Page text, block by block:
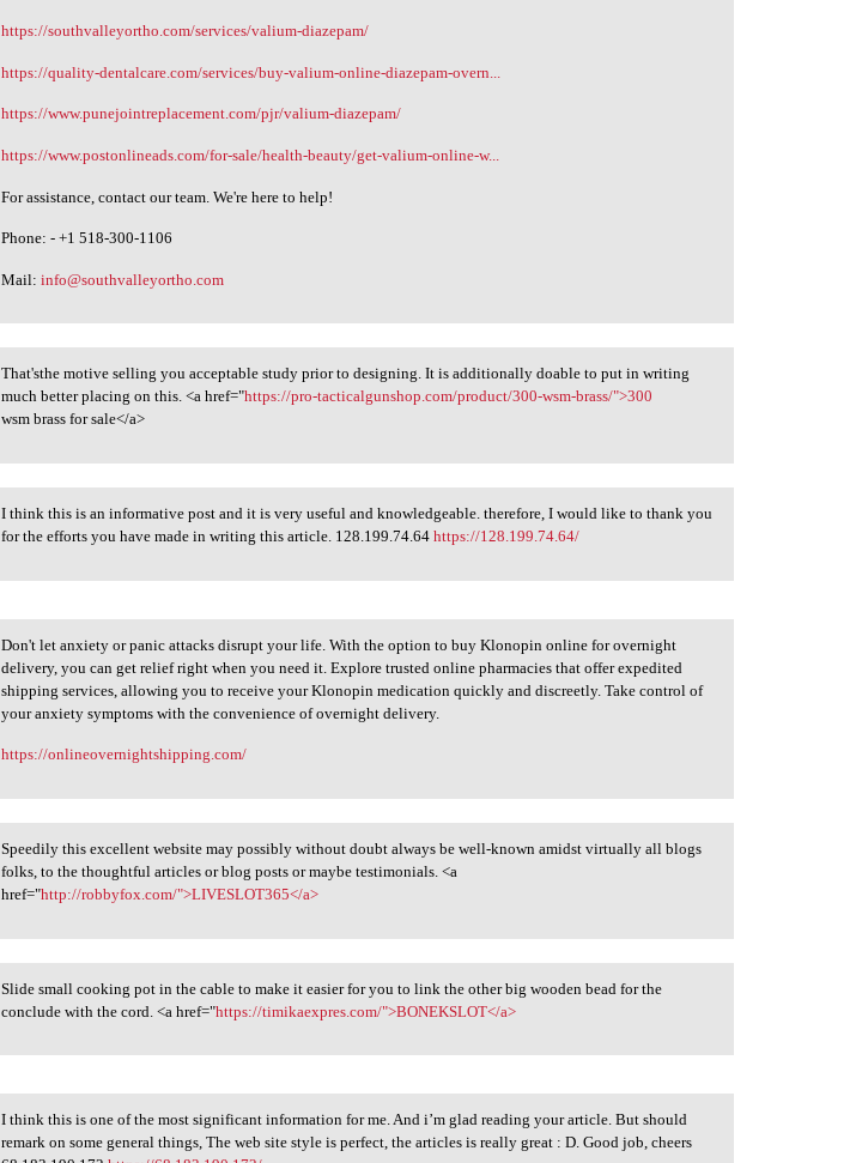
https://southvalleyortho.com/services/valium-diazepam/
https://quality-dentalcare.com/services/buy-valium-online-diazepam-overn...
https://www.punejointreplacement.com/pjr/valium-diazepam/
https://www.postonlineads.com/for-sale/health-beauty/get-valium-online-w...
For assistance, contact our team. We're here to help!
Phone: - +1 518-300-1106
Mail:info@southvalleyortho.com
That'sthe motive selling you
That'sthe motive selling you acceptable study prior to designing. It is additionally doable to put in writing
much better placing on this. <a href="https://pro-tacticalgunshop.com/product/300-wsm-brass/">300
wsm brass for sale</a>
I think this is an
I think this is an informative post and it is very useful and knowledgeable. therefore, I would like to thank you
for the efforts you have made in writing this article. 128.199.74.64https://128.199.74.64/
Don't let anxiety or panic
Don't let anxiety or panic attacks disrupt your life. With the option to buy Klonopin online for overnight
delivery, you can get relief right when you need it. Explore trusted online pharmacies that offer expedited
shipping services, allowing you to receive your Klonopin medication quickly and discreetly. Take control of
your anxiety symptoms with the convenience of overnight delivery.
https://onlineovernightshipping.com/
Speedily this excellent
Speedily this excellent website may possibly without doubt always be well-known amidst virtually all blogs
folks, to the thoughtful articles or blog posts or maybe testimonials. <a
href="http://robbyfox.com/">LIVESLOT365</a>
Slide small cooking pot in
Slide small cooking pot in the cable to make it easier for you to link the other big wooden bead for the
conclude with the cord. <a href="https://timikaexpres.com/">BONEKSLOT</a>
I think this is one of the
I think this is one of the most significant information for me. And i’m glad reading your article. But should
remark on some general things, The web site style is perfect, the articles is really great : D. Good job, cheers